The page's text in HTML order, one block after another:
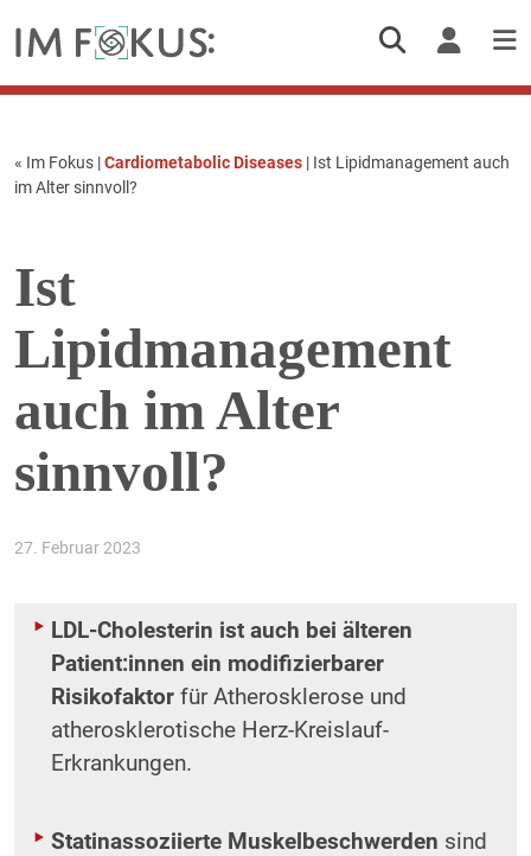
« Im Fokus |Cardiometabolic Diseases| Ist Lipidmanagement auch
im Alter sinnvoll?
Ist
Lipidmanagement
auch im Alter
sinnvoll?
27. Februar 2023
LDL-Cholesterin ist auch bei älteren
Patient:innen ein modifizierbarer
Risikofaktor für Atherosklerose und
atherosklerotische Herz-Kreislauf-
Erkrankungen.
Statinassoziierte Muskelbeschwerden sind